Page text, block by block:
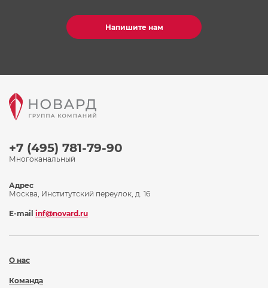
Напишите нам
+7 (495) 781-79-90
Многоканальный
О нас
Команда
Адрес
Москва, Институтский переулок, д. 16
E-mail inf@novard.ru